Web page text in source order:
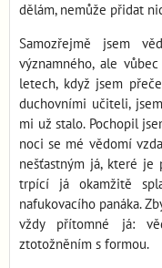
dělám, nemůže přidat
Samozřejmě jsem
významného, ale
letech, když jsem
duchovními učiteli,
mi už stalo. Pochopil
noci se mé vědomí
nešťastným já, které je
trpící já okamžitě
nafukovacího panáka.
vždy přítomné já:
ztotožněním s formou.